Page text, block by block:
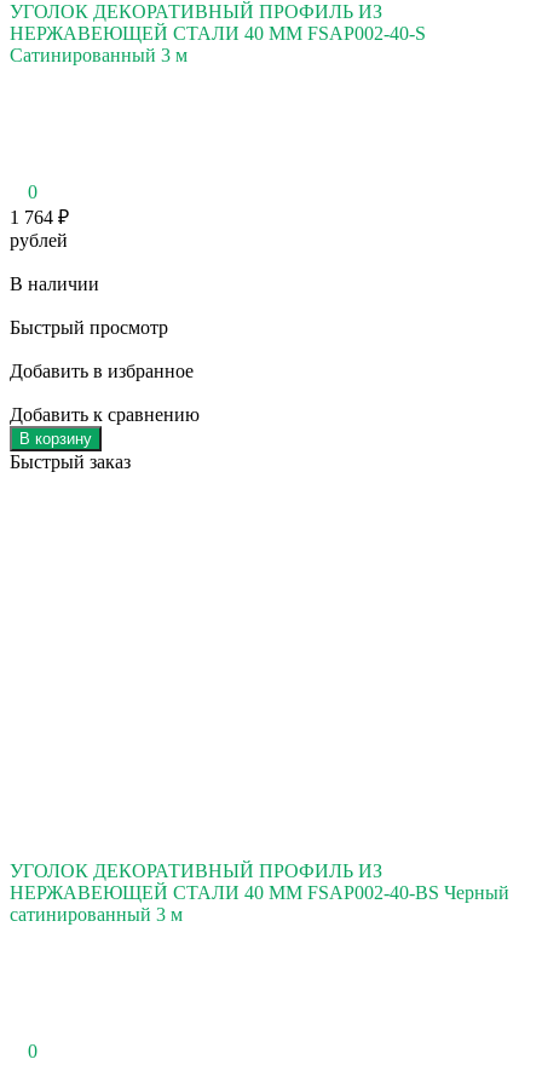
УГОЛОК ДЕКОРАТИВНЫЙ ПРОФИЛЬ ИЗ
НЕРЖАВЕЮЩЕЙ СТАЛИ 40 ММ FSAP002-40-S
Сатинированный 3 м
0
1 764 ₽
рублей
В наличии
Быстрый просмотр
Добавить в избранное
Добавить к сравнению
В корзину
Быстрый заказ
УГОЛОК ДЕКОРАТИВНЫЙ ПРОФИЛЬ ИЗ
НЕРЖАВЕЮЩЕЙ СТАЛИ 40 ММ FSAP002-40-BS Черный
сатинированный 3 м
0